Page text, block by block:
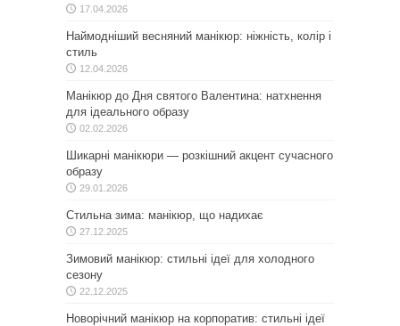
17.04.2026
Наймодніший весняний манікюр: ніжність, колір і
стиль
12.04.2026
Манікюр до Дня святого Валентина: натхнення
для ідеального образу
02.02.2026
Шикарні манікюри — розкішний акцент сучасного
образу
29.01.2026
Стильна зима: манікюр, що надихає
27.12.2025
Зимовий манікюр: стильні ідеї для холодного
сезону
22.12.2025
Новорічний манікюр на корпоратив: стильні ідеї